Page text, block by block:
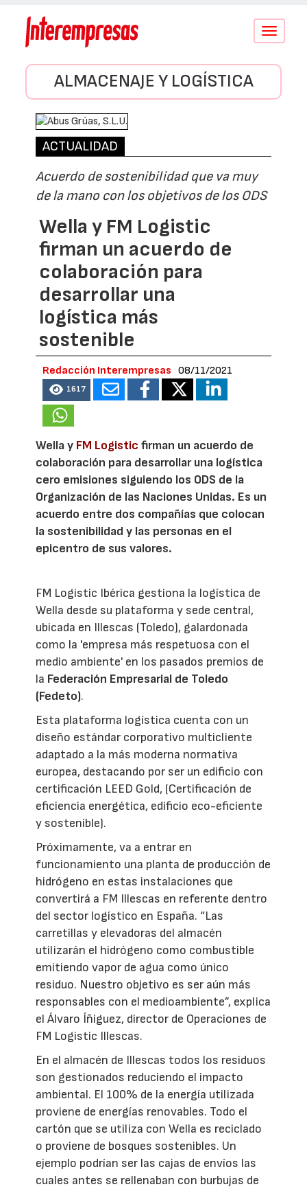
Conmutar
ALMACENAJE Y LOGÍSTICA
ACTUALIDAD
Acuerdo de sostenibilidad que va muy
de la mano con los objetivos de los ODS
Wella y FM Logistic
firman un acuerdo de
colaboración para
desarrollar una
logística más
sostenible
Redacción Interempresas 08/11/2021
1617
Wella y FM Logistic firman un acuerdo de
colaboración para desarrollar una logística
cero emisiones siguiendo los ODS de la
Organización de las Naciones Unidas. Es un
acuerdo entre dos compañías que colocan
la sostenibilidad y las personas en el
epicentro de sus valores.
FM Logistic Ibérica gestiona la logística de
Wella desde su plataforma y sede central,
ubicada en Illescas (Toledo), galardonada
como la 'empresa más respetuosa con el
medio ambiente' en los pasados premios de
la Federación Empresarial de Toledo
(Fedeto).
Esta plataforma logística cuenta con un
diseño estándar corporativo multicliente
adaptado a la más moderna normativa
europea, destacando por ser un edificio con
certificación LEED Gold, (Certificación de
eficiencia energética, edificio eco-eficiente
y sostenible).
Próximamente, va a entrar en
funcionamiento una planta de producción de
hidrógeno en estas instalaciones que
convertirá a FM Illescas en referente dentro
del sector logístico en España. “Las
carretillas y elevadoras del almacén
utilizarán el hidrógeno como combustible
emitiendo vapor de agua como único
residuo. Nuestro objetivo es ser aún más
responsables con el medioambiente”, explica
el Álvaro Íñiguez, director de Operaciones de
FM Logistic Illescas.
En el almacén de Illescas todos los residuos
son gestionados reduciendo el impacto
ambiental. El 100% de la energía utilizada
proviene de energías renovables. Todo el
cartón que se utiliza con Wella es reciclado
o proviene de bosques sostenibles. Un
ejemplo podrían ser las cajas de envíos las
cuales antes se rellenaban con burbujas de